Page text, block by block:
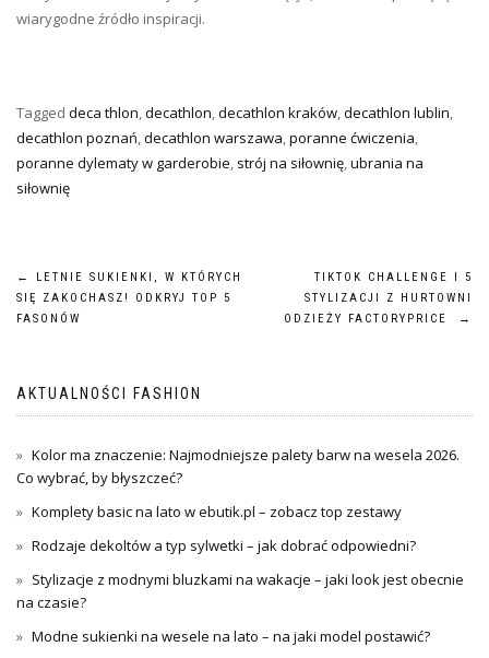
wiarygodne źródło inspiracji.
Tagged deca thlon,decathlon,decathlon kraków,decathlon lublin,
decathlon poznań,decathlon warszawa,poranne ćwiczenia,
poranne dylematy w garderobie, strój na siłownię,ubrania na
siłownię
Nawigacja
wpisu
←
LETNIE SUKIENKI, W KTÓRYCH
SIĘ ZAKOCHASZ! ODKRYJ TOP 5
FASONÓW
TIKTOK CHALLENGE I 5
STYLIZACJI Z HURTOWNI
ODZIEŻY FACTORYPRICE
→
AKTUALNOŚCI FASHION
Kolor ma znaczenie: Najmodniejsze palety barw na wesela 2026.
Co wybrać, by błyszczeć?
Komplety basic na lato w ebutik.pl – zobacz top zestawy
Rodzaje dekoltów a typ sylwetki – jak dobrać odpowiedni?
Stylizacje z modnymi bluzkami na wakacje – jaki look jest obecnie
na czasie?
Modne sukienki na wesele na lato – na jaki model postawić?